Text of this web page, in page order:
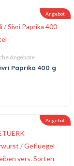
Angebot
Angebote
Paprika 400 g
Angebot